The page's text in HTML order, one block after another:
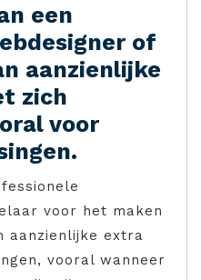
een
of
aanzienlijke
zich
voor
voor het maken
aanzienlijke extra
vooral wanneer